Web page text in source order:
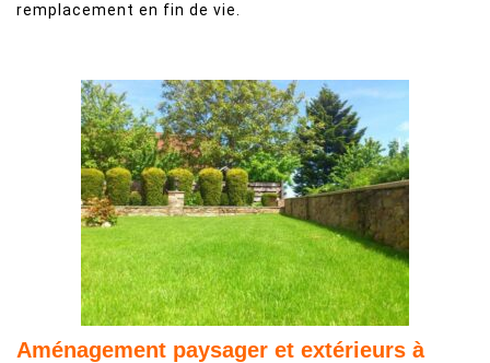
remplacement en fin de vie.
Aménagement paysager et extérieurs à